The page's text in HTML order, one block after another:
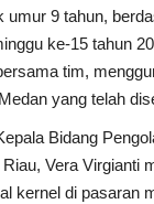
umur 9 tahun,
ke-15 tahun
tim,
yang telah
Bidang
Vera Virgianti
kernel di pasaran